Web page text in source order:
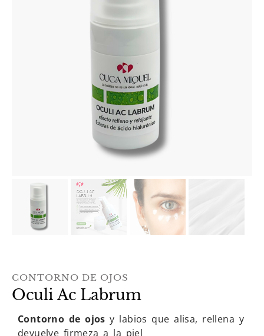
CONTORNO DE OJOS
Oculi Ac Labrum
Contorno de ojos y labios que alisa, rellena y
devuelve firmeza a la piel